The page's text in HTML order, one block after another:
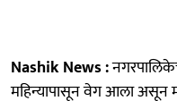
Nashik News :
महिन्यापासून वेग आला